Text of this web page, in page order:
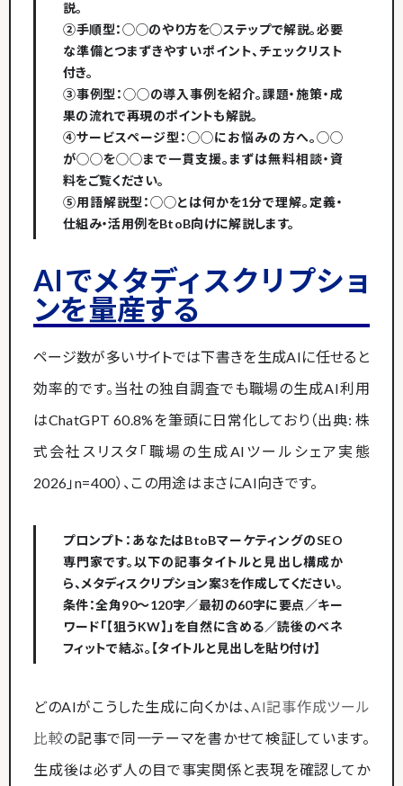
説。
②手順型：◯◯のやり方を◯ステップで解説。必要
な準備とつまずきやすいポイント、チェックリスト
付き。
③事例型：◯◯の導入事例を紹介。課題・施策・成
果の流れで再現のポイントも解説。
④サービスページ型：◯◯にお悩みの方へ。◯◯
が◯◯を◯◯まで一貫支援。まずは無料相談・資
料をご覧ください。
⑤用語解説型：◯◯とは何かを1分で理解。定義・
仕組み・活用例をBtoB向けに解説します。
AIでメタディスクリプショ
ンを量産する
ページ数が多いサイトでは下書きを生成AIに任せると
効率的です。当社の独自調査でも職場の生成AI利用
はChatGPT 60.8%を筆頭に日常化しており（出典: 株
式会社スリスタ「職場の生成AIツールシェア実態
2026」n=400）、この用途はまさにAI向きです。
プロンプト：あなたはBtoBマーケティングのSEO
専門家です。以下の記事タイトルと見出し構成か
ら、メタディスクリプション案3を作成してください。
条件：全角90～120字／最初の60字に要点／キー
ワード「【狙うKW】」を自然に含める／読後のベネ
フィットで結ぶ。【タイトルと見出しを貼り付け】
どのAIがこうした生成に向くかは、 AI記事作成ツール
比較の記事で同一テーマを書かせて検証しています。
生成後は必ず人の目で事実関係と表現を確認してか